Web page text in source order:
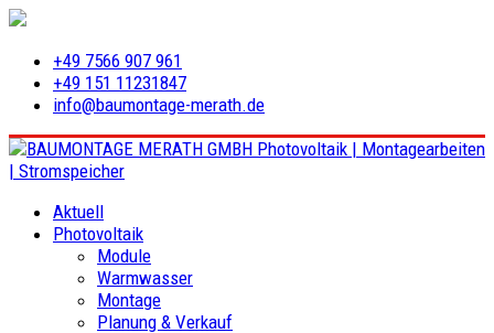
+49 7566 907 961
+49 151 11231847
info@baumontage-merath.de
Aktuell
Photovoltaik
Module
Warmwasser
Montage
Planung & Verkauf